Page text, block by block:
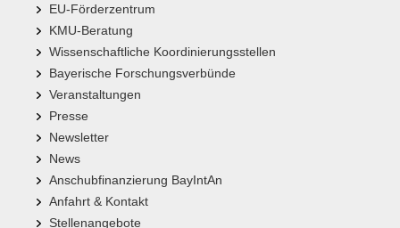
EU-Förderzentrum
KMU-Beratung
Wissenschaftliche Koordinierungsstellen
Bayerische Forschungsverbünde
Veranstaltungen
Presse
Newsletter
News
Anschubfinanzierung BayIntAn
Anfahrt & Kontakt
Stellenangebote